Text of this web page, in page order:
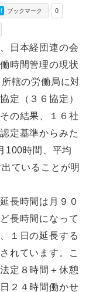
0
ブックマーク
日本経団連の会
時間管理の現状
轄の労働局に対
定（３６協定）
の結果、１６社
定基準からみた
100時間、平均
ていることが明
長時間は月９０
長時間になって
１日の延長する
れています。こ
定８時間＋休憩
２４時間働かせ